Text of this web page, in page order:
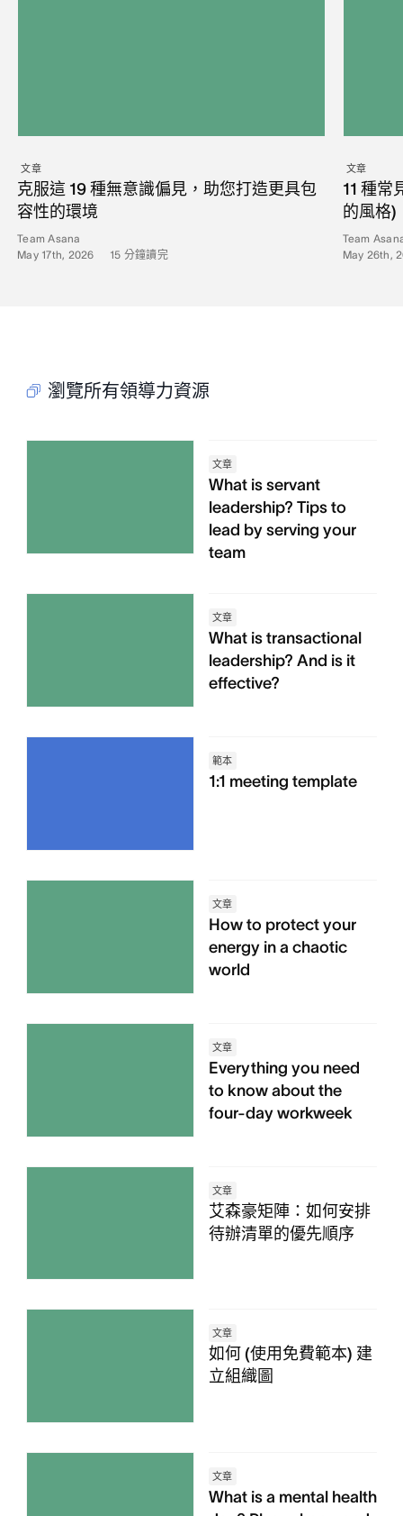
文章
克服這 19 種無意識偏見，助您打造更具包
容性的環境
Team Asana
May 17th, 2026
15 分鐘讀完
文章
11 種常
的風格)
Team
May 26th,
瀏覽所有領導力資源
文章
What is servant
leadership? Tips to
lead by serving your
team
文章
What is transactional
leadership? And is it
effective?
範本
1:1 meeting template
文章
How to protect your
energy in a chaotic
world
文章
Everything you need
to know about the
four-day workweek
文章
艾森豪矩陣：如何安排
待辦清單的優先順序
文章
如何 (使用免費範本) 建
立組織圖
文章
What is a mental health